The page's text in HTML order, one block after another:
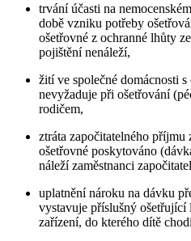
trvání účasti na
době vzniku potřeby
ošetřovné z ochranné lhůty
pojištění nenáleží,
žití ve společné domácnosti
nevyžaduje při ošetřování
rodičem,
ztráta započitatelného příjmu
ošetřovné poskytováno
náleží zaměstnanci
uplatnění nároku na dávku
vystavuje příslušný
zařízení, do kterého dítě